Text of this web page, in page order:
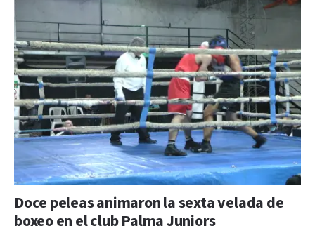
Doce peleas animaron la sexta velada de
boxeo en el club Palma Juniors